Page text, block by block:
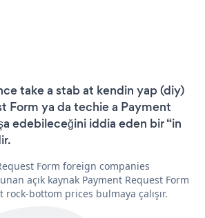
take a stab at kendin yap (diy)
Form ya da techie a Payment
edebileceğini iddia eden bir “in
Form foreign companies
açık kaynak Payment Request Form
rock-bottom prices bulmaya çalışır.